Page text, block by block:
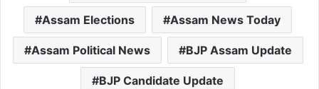
Assam Elections Assam News Today
Assam Political News BJP Assam Update
BJP Candidate Update